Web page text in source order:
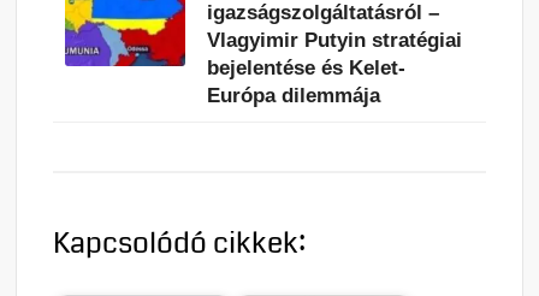
igazságszolgáltatásról –
Vlagyimir Putyin stratégiai
bejelentése és Kelet-
Európa dilemmája
Kapcsolódó cikkek: